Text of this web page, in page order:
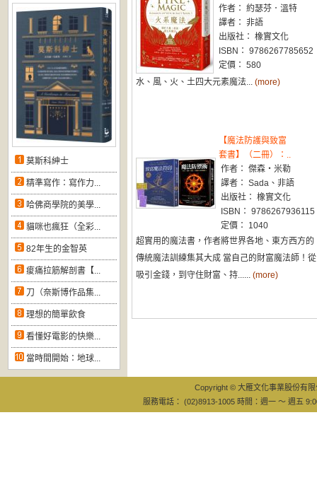
莫斯科紳士
精準寫作：寫作力...
哈佛商學院的美學...
貓咪也瘋狂（全彩...
82年生的金智英
痠痛拉筋解剖書【...
刀（奈斯博作品集...
理想的簡單飲食
看懂好電影的快樂...
當時間開始：地球...
作者： 約瑟芬．溫特
譯者： 非語
出版社： 橡實文化
ISBN： 9786267785652
定價： 580
水、風、火、土四大元素魔法... (more)
【魔法防護與致富
套書】（二冊）：..
作者： 傑森・米勒
譯者： Sada、非語
出版社： 橡實文化
ISBN： 9786267936115
定價： 1040
超實用的魔法書，作者將世界各地、東方西方的
傳統魔法訓練集其大成 當自己的財富魔法師！從
吸引金錢，到守住財富、持...... (more)
Copyright © 大雁文化事業股份有
服務電話： (02)8913-1005 時間：週一 ～ 週五